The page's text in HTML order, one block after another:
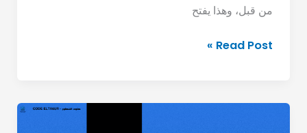
من قبل، وهذا يفتح
Read Post »